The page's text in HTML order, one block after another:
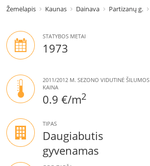
Žemėlapis Kaunas Dainava Partizanų g.
STATYBOS METAI
1973
2011/2012 M. SEZONO VIDUTINĖ ŠILUMOS
KAINA
0.9 €/m2
TIPAS
Daugiabutis
gyvenamas